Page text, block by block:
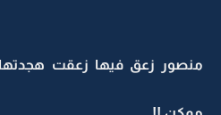
منصور زعق فيها زعقت هجدتها :